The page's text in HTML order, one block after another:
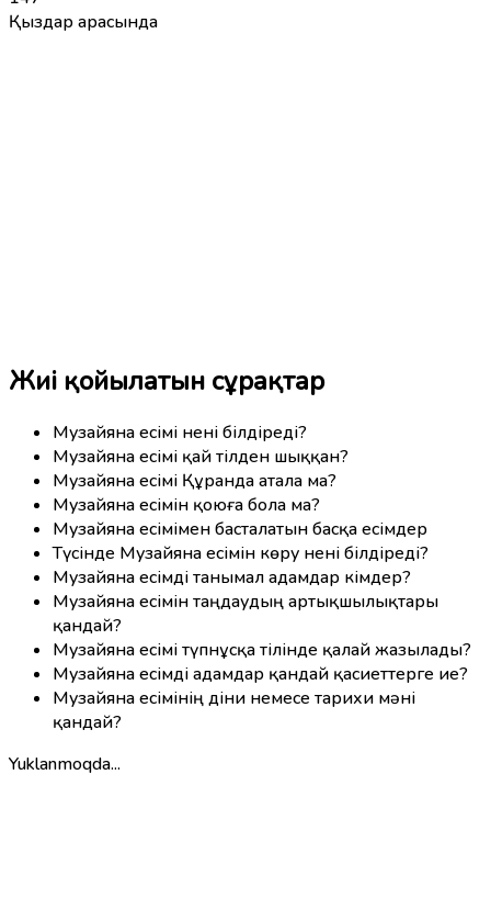
Қыздар арасында
Жиі қойылатын сұрақтар
Музайяна есімі нені білдіреді?
Музайяна есімі қай тілден шыққан?
Музайяна есімі Құранда атала ма?
Музайяна есімін қоюға бола ма?
Музайяна есімімен басталатын басқа есімдер
Түсінде Музайяна есімін көру нені білдіреді?
Музайяна есімді танымал адамдар кімдер?
Музайяна есімін таңдаудың артықшылықтары
қандай?
Музайяна есімі түпнұсқа тілінде қалай жазылады?
Музайяна есімді адамдар қандай қасиеттерге ие?
Музайяна есімінің діни немесе тарихи мәні
қандай?
Yuklanmoqda...